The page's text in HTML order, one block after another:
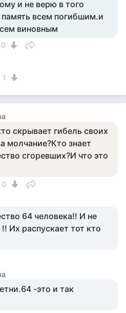
и не верю в того
память всем погибшим.и
виновным
0
1
скрывает гибель своих
молчание?Кто знает
сгоревших?И что это
0
64 человека!! И не
Их распускает тот кто
-это и так